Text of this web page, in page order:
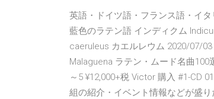
英語・ドイツ語・フランス語・イ
藍色のラテン語 インディクム
caeruleus カエルレウム 2020/07/
Malaguena ラテン・ムード名曲100
～5 ¥12,000+税 Victor 購入 #1-CD
組の紹介・イベント情報などが盛